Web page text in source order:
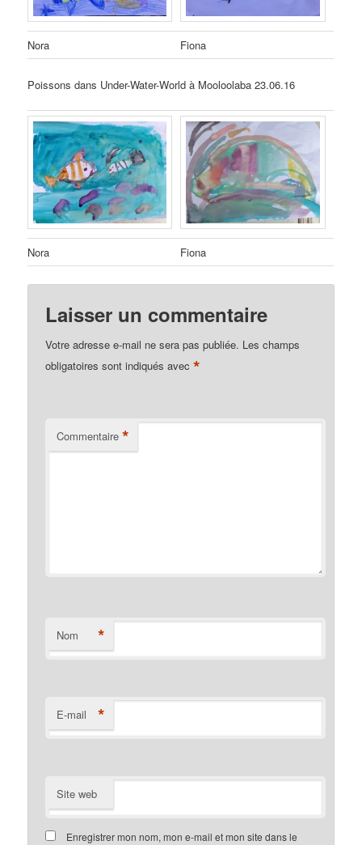
Nora Fiona
Poissons dans Under-Water-World à Mooloolaba 23.06.16
Nora Fiona
Laisser un commentaire
Votre adresse e-mail ne sera pas publiée. Les champs
obligatoires sont indiqués avec*
Commentaire *
Nom *
E-mail *
Site web
Enregistrer mon nom, mon e-mail et mon site dans le